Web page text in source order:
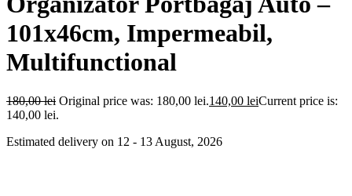
101x46cm, Impermeabil,
Multifunctional
180,00lei Original price was: 180,00 lei.140,00 leiCurrent price is:
140,00 lei.
Estimated delivery on 12 - 13 August, 2026